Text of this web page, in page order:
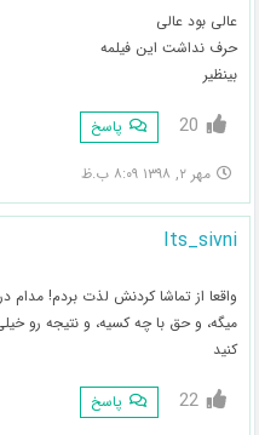
عالی بود عالی
حرف نداشت این فیلمه
بینظیر
20 پاسخ
مهر ۲, ۱۳۹۸ ۸:۰۹ ب.ظ
Its_sivni
واقعا از تماشا کردنش لذت بردم!
میگه، و حق با چه کسیه، و نتیجه رو
کنید
22 پاسخ